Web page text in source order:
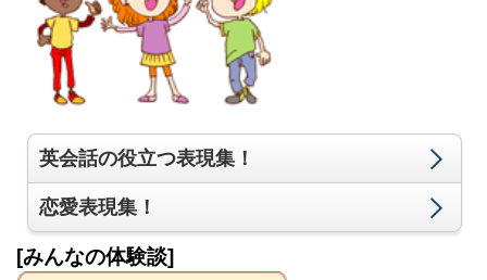
英会話の役立つ表現集！
恋愛表現集！
[みんなの体験談]